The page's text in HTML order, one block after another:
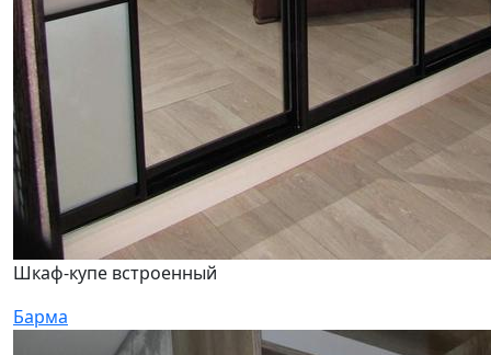
Шкаф-купе встроенный
Барма